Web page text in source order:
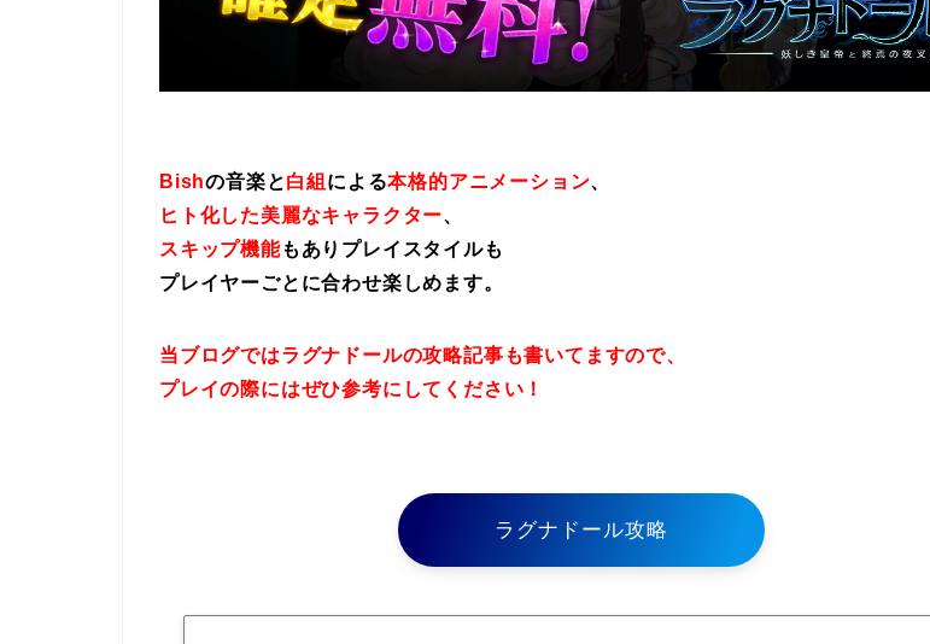
Bishの音楽と白組 による本格的アニメーション、
ヒト化した美麗なキャラクター、
スキップ機能もありプレイスタイルも
プレイヤーごとに合わせ楽しめます。
当ブログではラグナドールの攻略記事も書いてますので、
プレイの際にはぜひ参考にしてください！
ラグナドール攻略